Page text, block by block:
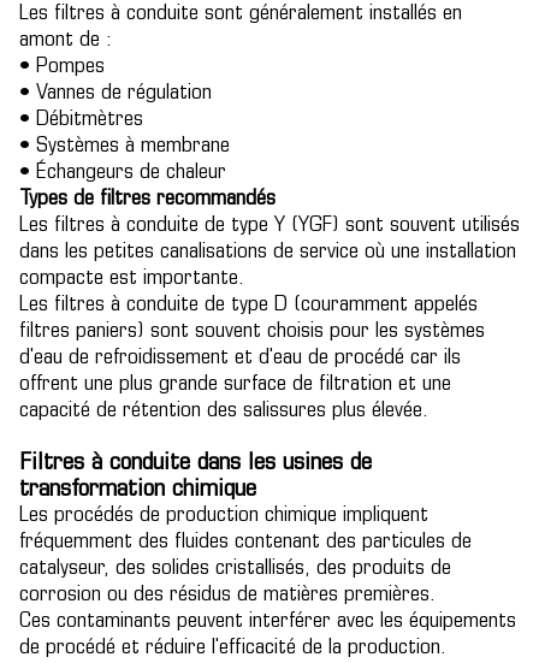
Les filtres à conduite sont généralement installés en
amont de :
• Pompes
• Vannes de régulation
• Débitmètres
• Systèmes à membrane
• Échangeurs de chaleur
Types de filtres recommandés
Les filtres à conduite de type Y (YGF) sont souvent utilisés
dans les petites canalisations de service où une installation
compacte est importante.
Les filtres à conduite de type D (couramment appelés
filtres paniers) sont souvent choisis pour les systèmes
d'eau de refroidissement et d'eau de procédé car ils
offrent une plus grande surface de filtration et une
capacité de rétention des salissures plus élevée.
Filtres à conduite dans les usines de
transformation chimique
Les procédés de production chimique impliquent
fréquemment des fluides contenant des particules de
catalyseur, des solides cristallisés, des produits de
corrosion ou des résidus de matières premières.
Ces contaminants peuvent interférer avec les équipements
de procédé et réduire l'efficacité de la production.